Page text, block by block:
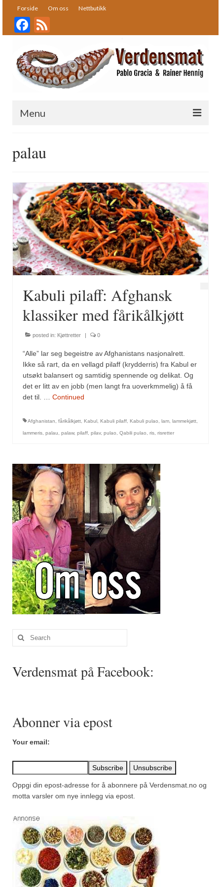
Forside Om oss Nettbutikk
Facebook
Menu
Oppskrifter
Desserter
Fisk og skalldyr
Fugl
Gryteretter
Snacks
Supper
Olivenolje, oppskrifter
Krydder, oppskrifter
Bouquet garni
Cajunkrydder, mildt
Cajunkrydder, sterkt
Estragon
Guindillas
Herbes de Provence
Kjørvel
Krøderens husmannsmiks
Løpstikke
Merian
Paprikapulver, edelsøtt
Parisisk pepper
Piment d’Espelette
Quatre épices
Rosépepper
Salvie
palau
Kabuli pilaff: Afghansk
klassiker med fårikålkjøtt
posted in: Kjøttretter | 0
“Alle” lar seg begeistre av Afghanistans nasjonalrett.
Ikke så rart, da en vellagd pilaff (krydderris) fra Kabul er
utsøkt balansert og samtidig spennende og delikat. Og
det er litt av en jobb (men langt fra uoverkmmelig) å få
det til. … Continued
Afghanistan fårikålkjøtt Kabul Kabuli pilaff Kabuli pulao lam lammekjøtt
lammeris palau palaw, pilaff pilav, pulao Qabili pulao ris risretter
Search
for:
Verdensmat på Facebook:
Abonner via epost
Your email:
Oppgi din epost-adresse for å abonnere på Verdensmat.no og
motta varsler om nye innlegg via epost.